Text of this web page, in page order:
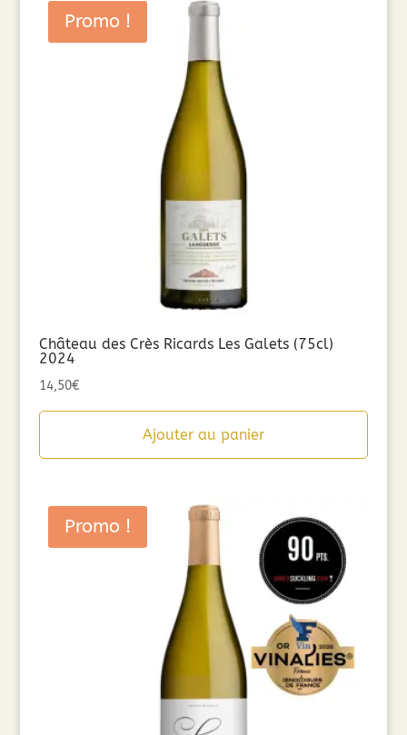
Promo !
Château des Crès Ricards Les Galets (75cl)
2024
14,50€
Ajouter au panier
Promo !